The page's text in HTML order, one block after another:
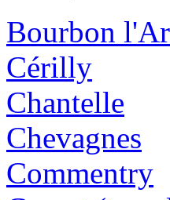
Bourbon
Cérilly
Chantelle
Chevagnes
Commentry